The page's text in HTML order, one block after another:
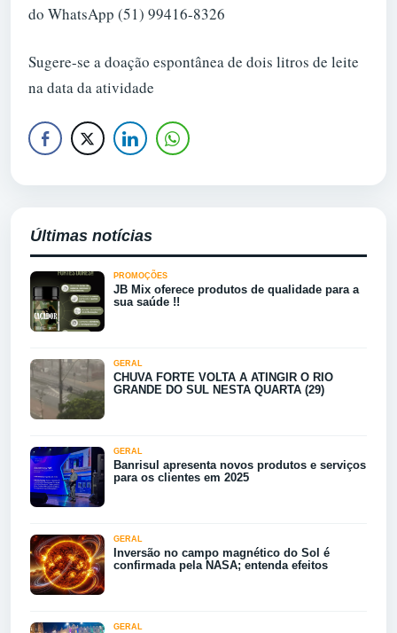
do WhatsApp (51) 99416-8326
Sugere-se a doação espontânea de dois litros de leite
na data da atividade
Últimas notícias
PROMOÇÕES
JB Mix oferece produtos de qualidade para a
sua saúde !!
GERAL
CHUVA FORTE VOLTA A ATINGIR O RIO
GRANDE DO SUL NESTA QUARTA (29)
GERAL
Banrisul apresenta novos produtos e serviços
para os clientes em 2025
GERAL
Inversão no campo magnético do Sol é
confirmada pela NASA; entenda efeitos
GERAL